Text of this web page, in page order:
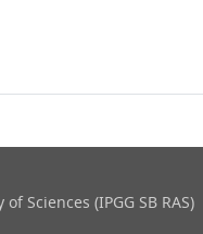
Sciences (IPGG SB RAS)